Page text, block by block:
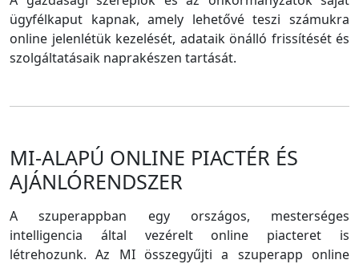
ügyfélkaput kapnak, amely lehetővé teszi számukra
online jelenlétük kezelését, adataik önálló frissítését és
szolgáltatásaik naprakészen tartását.
MI-ALAPÚ ONLINE PIACTÉR ÉS
AJÁNLÓRENDSZER
A szuperappban egy országos, mesterséges
intelligencia által vezérelt online piacteret is
létrehozunk. Az MI összegyűjti a szuperapp online